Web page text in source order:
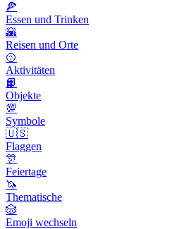
🍕
Essen und Trinken
🌇
Reisen und Orte
🥎
Aktivitäten
📙
Objekte
💯
Symbole
🇺🇸
Flaggen
🎊
Feiertage
🦄
Thematische
🎲
Emoji wechseln